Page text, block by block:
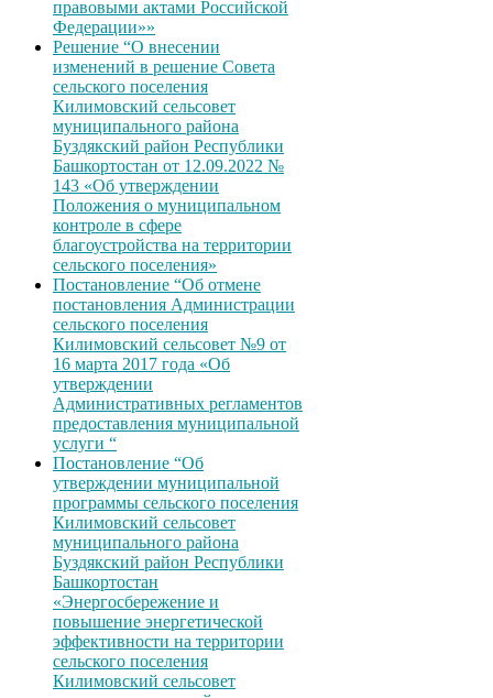
правовыми актами Российской
Федерации»»
Решение “О внесении
изменений в решение Совета
сельского поселения
Килимовский сельсовет
муниципального района
Буздякский район Республики
Башкортостан от 12.09.2022 №
143 «Об утверждении
Положения о муниципальном
контроле в сфере
благоустройства на территории
сельского поселения»
Постановление “Об отмене
постановления Администрации
сельского поселения
Килимовский сельсовет №9 от
16 марта 2017 года «Об
утверждении
Административных регламентов
предоставления муниципальной
услуги “
Постановление “Об
утверждении муниципальной
программы сельского поселения
Килимовский сельсовет
муниципального района
Буздякский район Республики
Башкортостан
«Энергосбережение и
повышение энергетической
эффективности на территории
сельского поселения
Килимовский сельсовет